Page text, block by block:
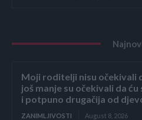
Moji roditelji nisu očekivali
još manje su očekivali da
i potpuno drugačija od
ZANIMLJIVOSTI August 8, 2026